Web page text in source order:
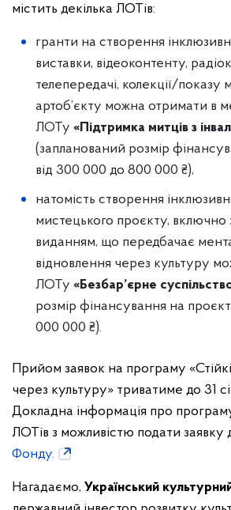
містить декілька ЛОТів:
гранти на створення
виставки, відеоконтенту,
телепередачі, колекції/показу
артоб’єкту можна отримати в
ЛОТу «Підтримка митців з
(запланований розмір
від 300 000 до 800 000 ₴),
натомість створення
мистецького проєкту, включно
виданням, що передбачає
відновлення через культуру
ЛОТу «Безбар’єрне
розмір фінансування на
000 000 ₴).
Прийом заявок на програму
через культуру» триватиме до 31
Докладна інформація про програму
ЛОТів з можливістю подати заявку
Фонду.
Нагадаємо, Український